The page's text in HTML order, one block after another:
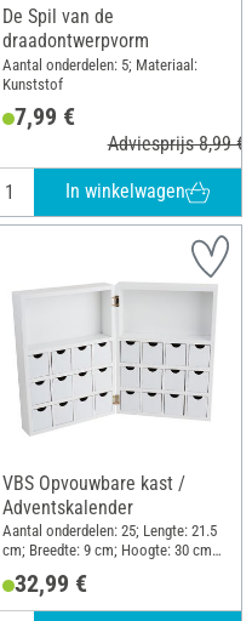
De Spil van de
draadontwerpvorm
Aantal onderdelen: 5; Materiaal:
Kunststof
7,99 €
Adviesprijs 8,99 €
In winkelwagen
VBS Opvouwbare kast /
Adventskalender
Aantal onderdelen: 25; Lengte: 21.5
cm; Breedte: 9 cm; Hoogte: 30 cm;
32,99 €